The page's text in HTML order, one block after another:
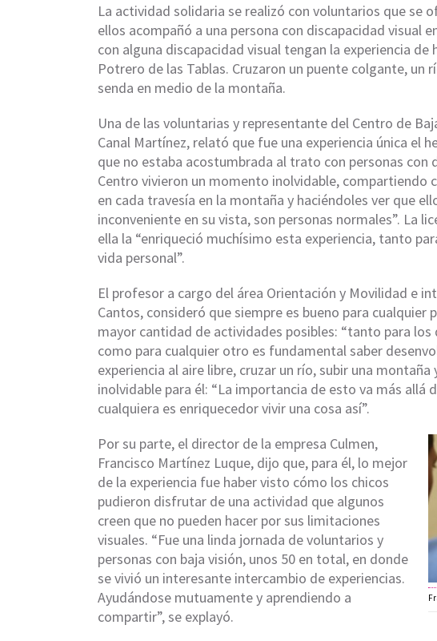
La actividad solidaria se realizó con voluntarios que se
ellos acompañó a una persona con discapacidad visual
con alguna discapacidad visual tengan la experiencia
Potrero de las Tablas. Cruzaron un puente colgante, un
senda en medio de la montaña.
Una de las voluntarias y representante del Centro de
Canal Martínez, relató que fue una experiencia única el
que no estaba acostumbrada al trato con personas con
Centro vivieron un momento inolvidable, compartiendo
en cada travesía en la montaña y haciéndoles ver que
inconveniente en su vista, son personas normales”. La
ella la “enriqueció muchísimo esta experiencia, tanto
vida personal”.
El profesor a cargo del área Orientación y Movilidad e
Cantos, consideró que siempre es bueno para cualquier
mayor cantidad de actividades posibles: “tanto para
como para cualquier otro es fundamental saber
experiencia al aire libre, cruzar un río, subir una
inolvidable para él: “La importancia de esto va más allá
cualquiera es enriquecedor vivir una cosa así”.
Por su parte, el director de la empresa Culmen,
Francisco Martínez Luque, dijo que, para él, lo mejor
de la experiencia fue haber visto cómo los chicos
pudieron disfrutar de una actividad que algunos
creen que no pueden hacer por sus limitaciones
visuales. “Fue una linda jornada de voluntarios y
personas con baja visión, unos 50 en total, en donde
se vivió un interesante intercambio de experiencias.
Ayudándose mutuamente y aprendiendo a
compartir”, se explayó.